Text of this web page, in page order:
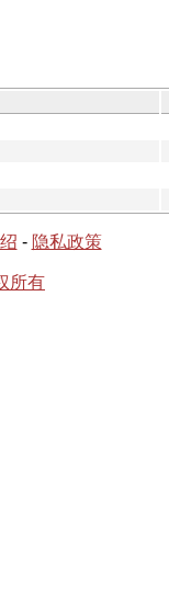
- 隐私政策
所有